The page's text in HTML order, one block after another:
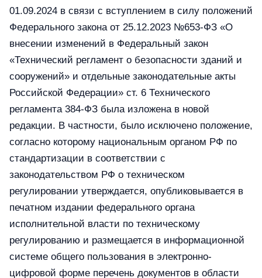
01.09.2024 в связи с вступлением в силу положений
Федерального закона от 25.12.2023 №653-ФЗ «О
внесении изменений в Федеральный закон
«Технический регламент о безопасности зданий и
сооружений» и отдельные законодательные акты
Российской Федерации» ст. 6 Технического
регламента 384-ФЗ была изложена в новой
редакции. В частности, было исключено положение,
согласно которому национальным органом РФ по
стандартизации в соответствии с
законодательством РФ о техническом
регулировании утверждается, опубликовывается в
печатном издании федерального органа
исполнительной власти по техническому
регулированию и размещается в информационной
системе общего пользования в электронно-
цифровой форме перечень документов в области